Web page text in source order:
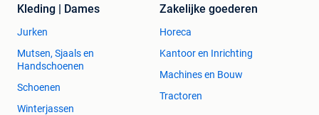
Kleding | Dames
Jurken
Mutsen, Sjaals en
Handschoenen
Schoenen
Winterjassen
Zakelijke goederen
Horeca
Kantoor en Inrichting
Machines en Bouw
Tractoren